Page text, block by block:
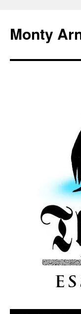
springen
Monty